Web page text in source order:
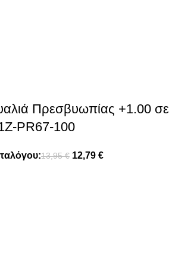
Πρεσβυωπίας +1.00 σε
PR67-100
13,95€ 12,79 €